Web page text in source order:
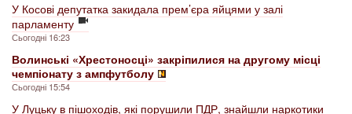
У Косові депутатка закидала прем’єра яйцями у залі
парламенту
Сьогодні 16:23
Волинські «Хрестоносці» закріпилися на другому місці
чемпіонату з ампфутболу
Сьогодні 15:54
У Луцьку в пішоходів, які порушили ПДР, знайшли наркотики